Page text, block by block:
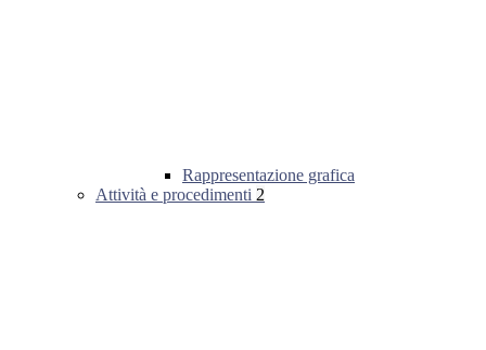
Rappresentazione grafica
Attività e procedimenti 2